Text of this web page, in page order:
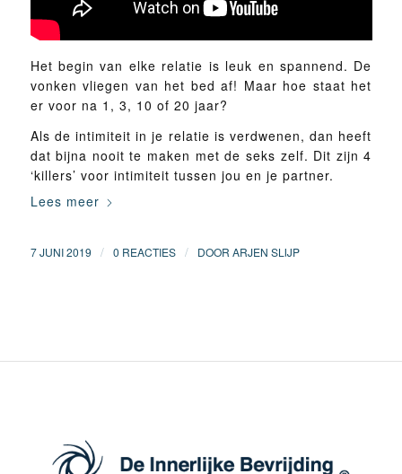
Het begin van elke relatie is leuk en spannend. De
vonken vliegen van het bed af! Maar hoe staat het
er voor na 1, 3, 10 of 20 jaar?
Als de intimiteit in je relatie is verdwenen, dan heeft
dat bijna nooit te maken met de seks zelf. Dit zijn 4
‘killers’ voor intimiteit tussen jou en je partner.
Lees meer
7 JUNI 2019 / 0 REACTIES / DOOR ARJEN SLIJP